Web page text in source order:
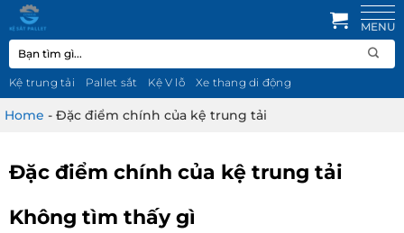
qua
nội
dung
Tìm
kiếm:
Kệ trung tải Pallet sắt Kệ V lỗ Xe thang di động
Home - Đặc điểm chính của kệ trung tải
Đặc điểm chính của kệ trung tải
Không tìm thấy gì